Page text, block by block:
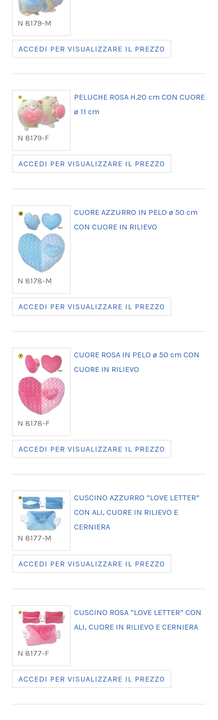
N 8179-M
ACCEDI PER VISUALIZZARE IL PREZZO
N 8179-F
PELUCHE ROSA H.20 cm CON CUORE
ø 11 cm
ACCEDI PER VISUALIZZARE IL PREZZO
N 8178-M
CUORE AZZURRO IN PELO ø 50 cm
CON CUORE IN RILIEVO
ACCEDI PER VISUALIZZARE IL PREZZO
N 8178-F
CUORE ROSA IN PELO ø 50 cm CON
CUORE IN RILIEVO
ACCEDI PER VISUALIZZARE IL PREZZO
N 8177-M
CUSCINO AZZURRO “LOVE LETTER”
CON ALI, CUORE IN RILIEVO E
CERNIERA
ACCEDI PER VISUALIZZARE IL PREZZO
N 8177-F
CUSCINO ROSA “LOVE LETTER” CON
ALI, CUORE IN RILIEVO E CERNIERA
ACCEDI PER VISUALIZZARE IL PREZZO